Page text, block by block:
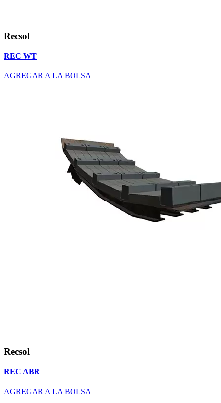
Recsol
REC WT
AGREGAR A LA BOLSA
Recsol
REC ABR
AGREGAR A LA BOLSA